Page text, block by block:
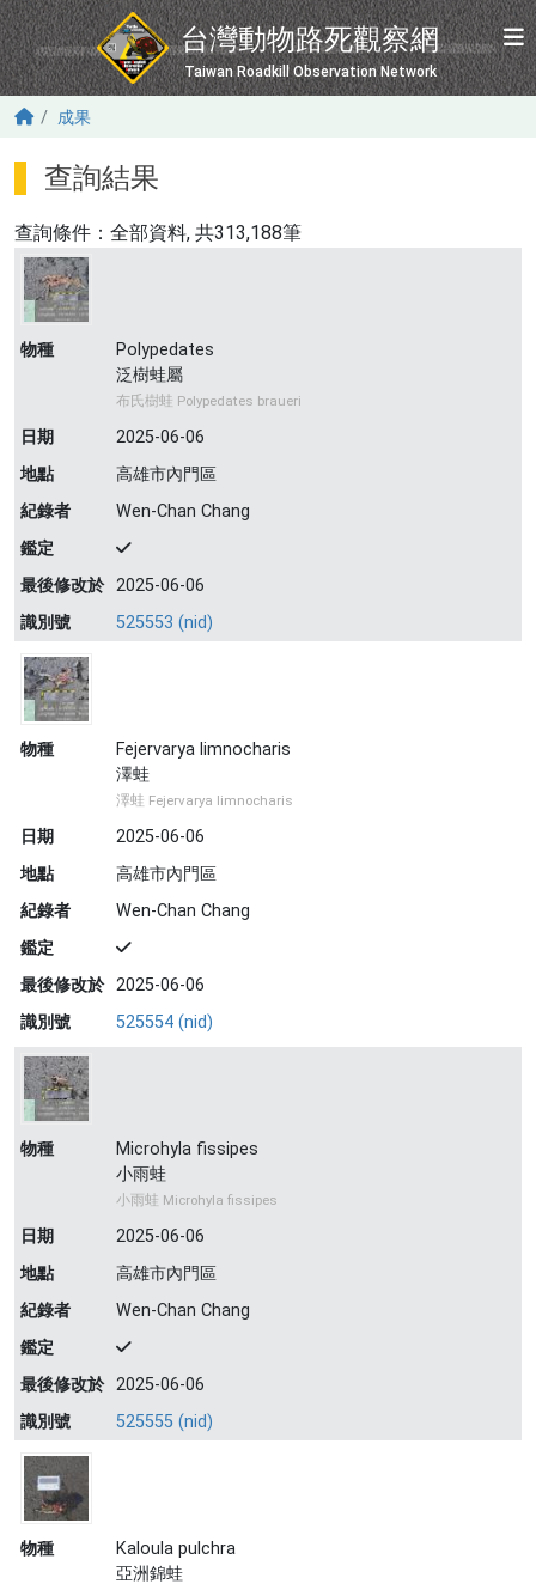
移至主內容
台灣動物路死觀察網
Taiwan Roadkill Observation Network
成果
查詢結果
查詢條件： 全部資料, 共313,188筆
物種
Polypedates
泛樹蛙屬
布氏樹蛙 Polypedates braueri
日期
2025-06-06
地點
高雄市內門區
紀錄者
Wen-Chan Chang
鑑定
最後修改於 2025-06-06
識別號
525553 (nid)
物種
Fejervarya limnocharis
澤蛙
澤蛙 Fejervarya limnocharis
日期
2025-06-06
地點
高雄市內門區
紀錄者
Wen-Chan Chang
鑑定
最後修改於 2025-06-06
識別號
525554 (nid)
物種
Microhyla fissipes
小雨蛙
小雨蛙 Microhyla fissipes
日期
2025-06-06
地點
高雄市內門區
紀錄者
Wen-Chan Chang
鑑定
最後修改於 2025-06-06
識別號
525555 (nid)
物種
Kaloula pulchra
亞洲錦蛙